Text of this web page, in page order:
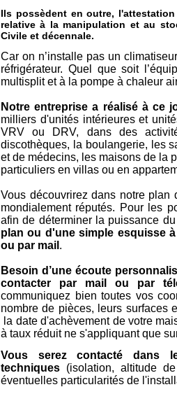
Ils possèdent en outre,
relative à la manipulation et au
Civile et décennale.
Car on n’installe pas un
réfrigérateur. Quel que soit
multisplit et à la pompe à chaleur
Notre entreprise a réalisé à ce
milliers d'unités intérieures et
VRV ou DRV, dans des
discothèques, la boulangerie, les
et de médecins, les maisons de la
particuliers en villas ou en
Vous découvrirez dans notre
mondialement réputés. Pour les
afin de déterminer la puissance
plan ou d'une simple esquisse
ou par mail .
Besoin d’une écoute
contacter par mail ou par
communiquez bien toutes vos
nombre de pièces, leurs surfaces
la date d'achèvement de votre
à taux réduit ne s'appliquant que
Vous serez contacté dans
techniques (isolation, altitude
éventuelles particularités de